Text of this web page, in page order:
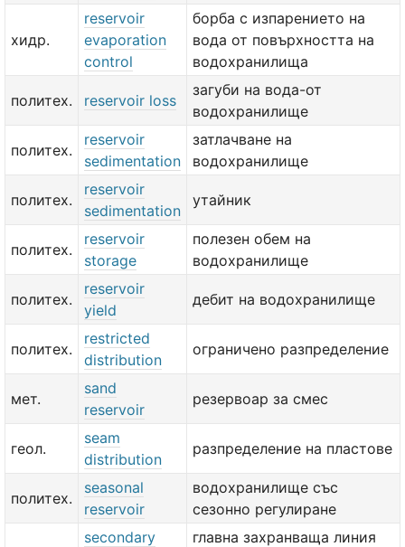
хидр.
reservoir
evaporation
control
борба с изпарението на
вода от повърхността на
водохранилища
политех. reservoir loss
загуби на вода-от
водохранилище
политех.
reservoir
sedimentation
затлачване на
водохранилище
политех.
reservoir
sedimentation
утайник
политех.
reservoir
storage
полезен обем на
водохранилище
политех.
reservoir
yield
дебит на водохранилище
политех.
restricted
distribution
ограничено разпределение
мет.
sand
reservoir
резервоар за смес
геол.
seam
distribution
разпределение на пластове
политех.
seasonal
reservoir
водохранилище със
сезонно регулиране
secondary
главна захранваща линия